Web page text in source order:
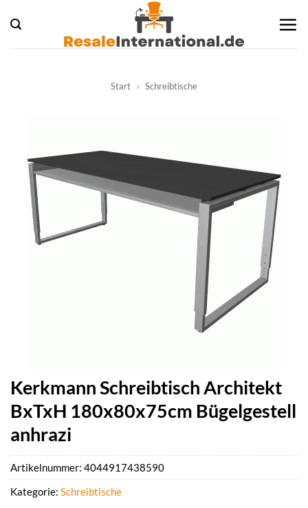
Inhalt
springen
Start » Schreibtische
Kerkmann Schreibtisch Architekt
BxTxH 180x80x75cm Bügelgestell
anhrazi
Artikelnummer: 4044917438590
Kategorie: Schreibtische